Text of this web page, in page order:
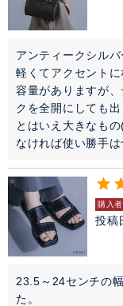
アンティークシルバ
軽くてアクセント
容量がありますが
クを全開にしても
とはいえ大きなも
なければ使い勝手は
購入者
投稿
23.5～24センチの
た。